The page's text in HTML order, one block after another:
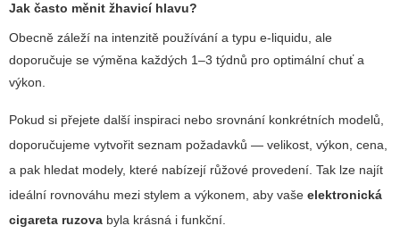
Jak často měnit žhavicí hlavu?
Obecně záleží na intenzitě používání a typu e-liquidu, ale
doporučuje se výměna každých 1–3 týdnů pro optimální chuť a
výkon.
Pokud si přejete další inspiraci nebo srovnání konkrétních modelů,
doporučujeme vytvořit seznam požadavků — velikost, výkon, cena,
a pak hledat modely, které nabízejí růžové provedení. Tak lze najít
ideální rovnováhu mezi stylem a výkonem, aby vaše elektronická
cigareta ruzova byla krásná i funkční.